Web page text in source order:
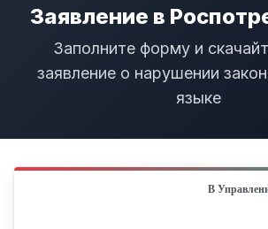
Заявление в
Заполните форму и
заявление о нарушении
языке
В